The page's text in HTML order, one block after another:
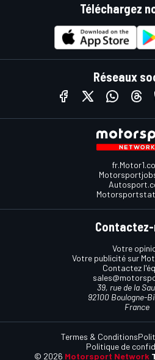
Téléchargez
Réseaux
Votre
Votre publicité sur
Contactez
39, rue de la
92100 Boulogne-
France
© 2026 Motorsport Network
Termes & Conditions
Politique de